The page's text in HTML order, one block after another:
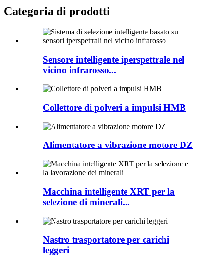
Categoria di prodotti
Sensore intelligente iperspettrale nel
vicino infrarosso...
Collettore di polveri a impulsi HMB
Alimentatore a vibrazione motore DZ
Macchina intelligente XRT per la
selezione di minerali...
Nastro trasportatore per carichi
leggeri